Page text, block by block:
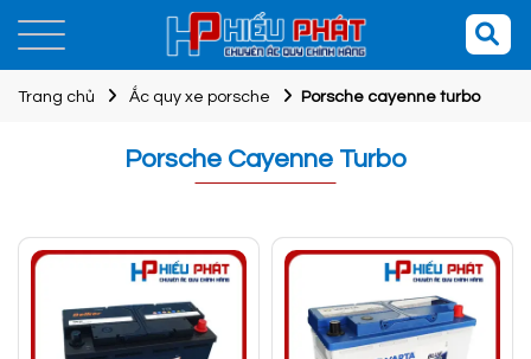
Trang chủ Ắc quy xe porsche Porsche cayenne turbo
Porsche Cayenne Turbo